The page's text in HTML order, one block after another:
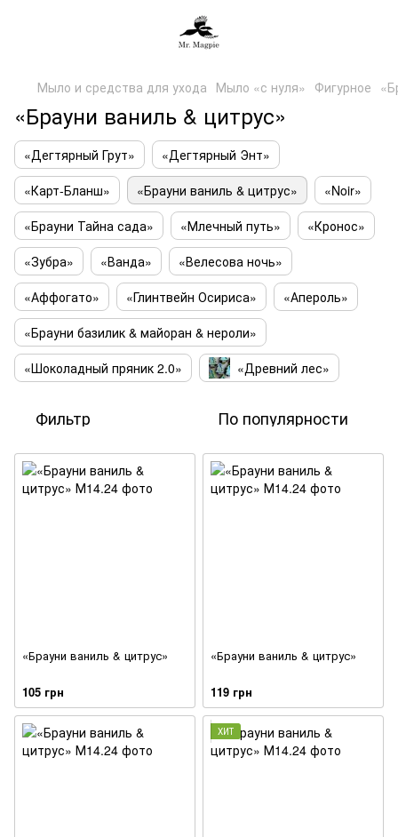
Мыло и средства для ухода Мыло «с нуля» Фигурное
«Брауни ваниль & цитрус»
«Дегтярный Грут»
«Дегтярный Энт»
«Карт-Бланш»
«Брауни ваниль & цитрус»
«Noir»
«Брауни Тайна сада»
«Млечный путь»
«Кронос»
«Зубра»
«Ванда»
«Велесова ночь»
«Аффогато»
«Глинтвейн Осириса»
«Апероль»
«Брауни базилик & майоран & нероли»
«Шоколадный пряник 2.0»
«Древний лес»
Фильтр По популярности
«Брауни ваниль & цитрус»
105 грн
«Брауни ваниль & цитрус»
119 грн
ХИТ